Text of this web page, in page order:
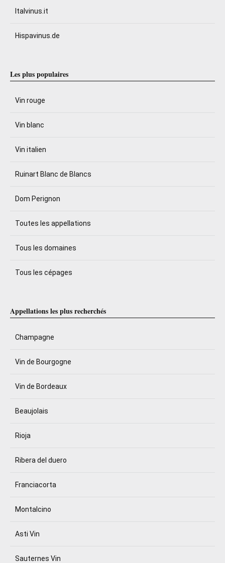
Italvinus.it
Hispavinus.de
Les plus populaires
Vin rouge
Vin blanc
Vin italien
Ruinart Blanc de Blancs
Dom Perignon
Toutes les appellations
Tous les domaines
Tous les cépages
Appellations les plus recherchés
Champagne
Vin de Bourgogne
Vin de Bordeaux
Beaujolais
Rioja
Ribera del duero
Franciacorta
Montalcino
Asti Vin
Sauternes Vin